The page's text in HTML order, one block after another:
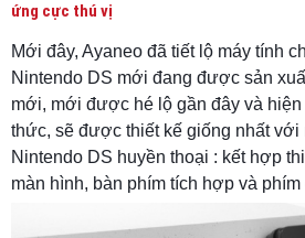
ứng cực thú vị
Mới đây, Ayaneo đã tiết lộ máy tính
Nintendo DS mới đang được sản
mới, mới được hé lộ gần đây và hiện
thức, sẽ được thiết kế giống nhất với
Nintendo DS huyền thoại : kết hợp
màn hình, bàn phím tích hợp và